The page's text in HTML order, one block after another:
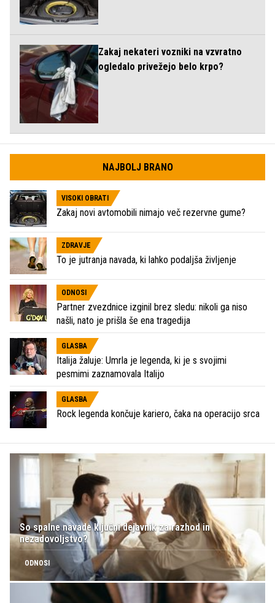
Zakaj nekateri vozniki na vzvratno
ogledalo privežejo belo krpo?
NAJBOLJ BRANO
VISOKI OBRATI
Zakaj novi avtomobili nimajo več rezervne gume?
ZDRAVJE
To je jutranja navada, ki lahko podaljša življenje
ODNOSI
Partner zvezdnice izginil brez sledu: nikoli ga niso
našli, nato je prišla še ena tragedija
GLASBA
Italija žaluje: Umrla je legenda, ki je s svojimi
pesmimi zaznamovala Italijo
GLASBA
Rock legenda končuje kariero, čaka na operacijo srca
So spalne navade ključni dejavnik za razhod in
nezadovoljstvo?
ODNOSI